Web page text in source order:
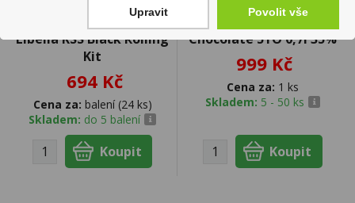
Cigaretové papírky
Libella KSS Black Rolling
Kit
694 Kč
Cena za: balení (24 ks)
Skladem: do 5 balení
Deadhead Dark
Chocolate 5YO 0,7l 35%
999 Kč
Cena za: 1 ks
Skladem: 5 - 50 ks
Upravit Povolit vše